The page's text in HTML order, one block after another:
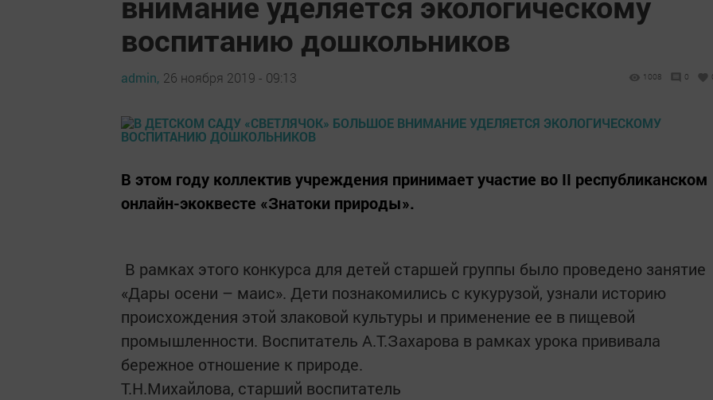
воспитанию дошкольников
admin, 26 ноября 2019 - 09:13 1008 0
В этом году коллектив учреждения принимает участие во II республиканском
онлайн-экоквесте «Знатоки природы».
В рамках этого конкурса для детей старшей группы было проведено занятие
«Дары осени – маис». Дети познакомились с кукурузой, узнали историю
происхождения этой злаковой культуры и применение ее в пищевой
промышленности. Воспитатель А.Т.Захарова в рамках урока прививала
бережное отношение к природе.
Т.Н.Михайлова, старший воспитатель